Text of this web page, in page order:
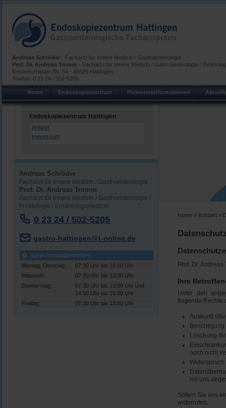
Andreas Schröder - Facharzt für Innere Medizin / Gastroenterologie
Prof. Dr. Andreas Tromm - Facharzt für Innere Medizin / Gastroenterologie /
Bredenscheider Str. 54 - 45525 Hattingen
Telefon: 0 23 24 / 502-5205
Home Endoskopiezentrum Patienteninformationen
Endoskopiezentrum Hattingen
Anfahrt
Impressum
Andreas Schröder
Facharzt für Innere Medizin / Gastroenterologie
Prof. Dr. Andreas Tromm
Facharzt für Innere Medizin / Gastroenterologie /
Proktologie / Ernährungsmedizin
0 23 24 / 502-5205
gastro-hattingen@t-online.de
Sprechstundenzeiten
Montag, Dienstag:
07:30 Uhr bis 16:00 Uhr
Mittwoch:
07:30 Uhr bis 13:00 Uhr
Donnerstag:
07:30 Uhr bis 13:00 Uhr und
14.00 Uhr bis 16.00 Uhr
Freitag:
07:30 Uhr bis 13:00 Uhr
Home » Kontakt »
Prof. Dr. Andreas
Ihre
Unter den
folgende Rechte
Auskunft
Löschung
noch nicht
Widerspruch
mit uns
Sofern Sie uns
widerrufen.